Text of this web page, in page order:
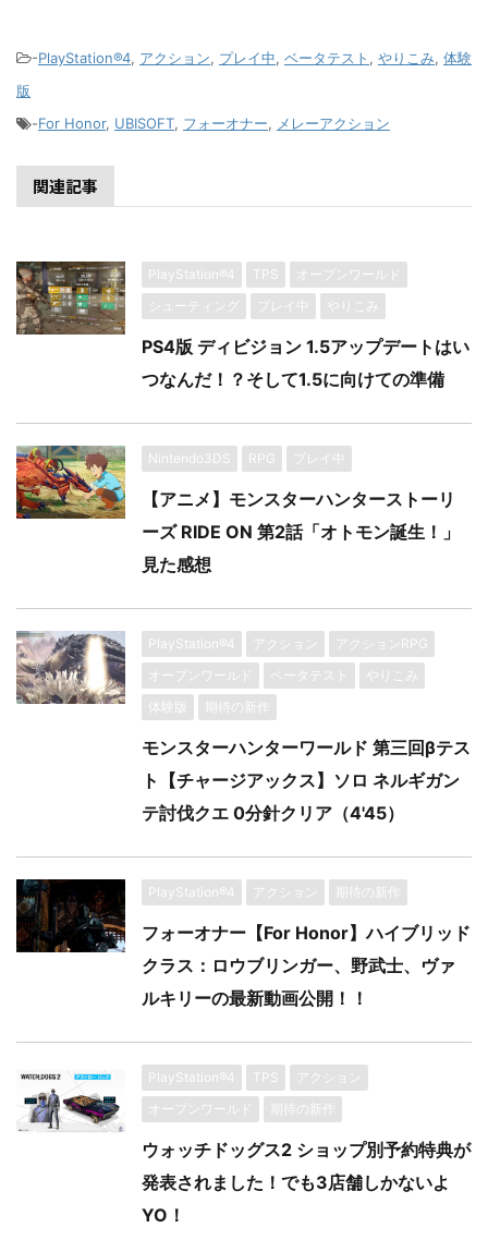
-PlayStation®4, アクション, プレイ中, ベータテスト , やりこみ, 体験
版
-For Honor, UBISOFT, フォーオナー, メレーアクション
関連記事
PlayStation®4 TPS
オープンワールド
シューティング
プレイ中 やりこみ
PS4版 ディビジョン 1.5アップデートはい
つなんだ！？そして1.5に向けての準備
Nintendo3DS RPG プレイ中
【アニメ】モンスターハンターストーリ
ーズ RIDE ON 第2話「オトモン誕生！」
見た感想
PlayStation®4 アクション
アクションRPG
オープンワールド
ベータテスト
やりこみ
体験版
期待の新作
モンスターハンターワールド 第三回βテス
ト【チャージアックス】ソロ ネルギガン
テ討伐クエ 0分針クリア（4'45）
PlayStation®4 アクション 期待の新作
フォーオナー【For Honor】ハイブリッド
クラス：ロウブリンガー、野武士、ヴァ
ルキリーの最新動画公開！！
PlayStation®4 TPS
アクション
オープンワールド
期待の新作
ウォッチドッグス2 ショップ別予約特典が
発表されました！でも3店舗しかないよ
YO！